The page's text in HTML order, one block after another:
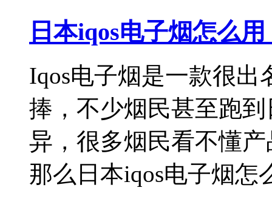
日本iqos电子烟怎么
Iqos电子烟是一款很
捧，不少烟民甚至跑
异，很多烟民看不懂
那么日本iqos电子烟怎